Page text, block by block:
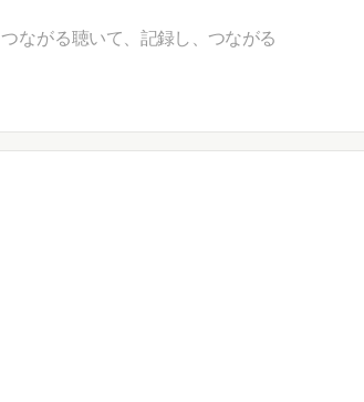
ながる聴いて、記録し、つながる